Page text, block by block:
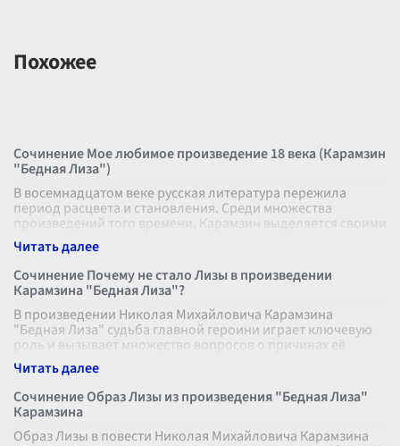
Похожее
Сочинение Мое любимое произведение 18 века (Карамзин
"Бедная Лиза")
В восемнадцатом веке русская литература пережила
период расцвета и становления. Среди множества
произведений того времени, Карамзин выделяется своими
новаторскими взглядами и глубо
Сочинение Почему не стало Лизы в произведении
Карамзина "Бедная Лиза"?
В произведении Николая Михайловича Карамзина
"Бедная Лиза" судьба главной героини играет ключевую
роль и вызывает множество вопросов о причинах её
трагического финала. Исчезновение
Сочинение Образ Лизы из произведения "Бедная Лиза"
Карамзина
Образ Лизы в повести Николая Михайловича Карамзина